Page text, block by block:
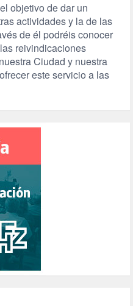
objetivo de dar un
actividades y la de las
de él podréis conocer
reivindicaciones
Ciudad y nuestra
este servicio a las